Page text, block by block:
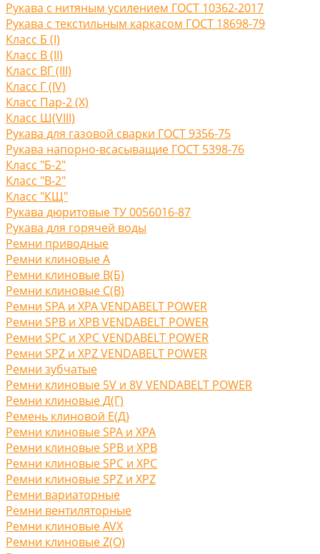
Рукава с нитяным усилением ГОСТ 10362-2017
Рукава с текстильным каркасом ГОСТ 18698-79
Класс Б (I)
Класс В (II)
Класс ВГ (III)
Класс Г (IV)
Класс Пар-2 (X)
Класс Ш(VIII)
Рукава для газовой сварки ГОСТ 9356-75
Рукава напорно-всасыващие ГОСТ 5398-76
Класс "Б-2"
Класс "В-2"
Класс "КЩ"
Рукава дюритовые ТУ 0056016-87
Рукава для горячей воды
Ремни приводные
Ремни клиновые A
Ремни клиновые В(Б)
Ремни клиновые С(B)
Ремни SPA и XPA VENDABELT POWER
Ремни SPB и XPB VENDABELT POWER
Ремни SPC и XPC VENDABELT POWER
Ремни SPZ и XPZ VENDABELT POWER
Ремни зубчатые
Ремни клиновые 5V и 8V VENDABELT POWER
Ремни клиновые Д(Г)
Ремень клиновой Е(Д)
Ремни клиновые SPA и XPA
Ремни клиновые SPB и XPB
Ремни клиновые SPC и XPC
Ремни клиновые SPZ и XPZ
Ремни вариаторные
Ремни вентиляторные
Ремни клиновые AVX
Ремни клиновые Z(O)